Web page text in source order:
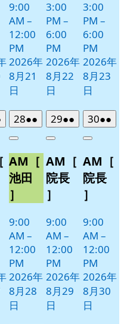
9:00
AM –
12:00
PM
2026年
8月21
日
3:00
PM –
6:00
PM
2026年
8月22
日
3:00
PM –
6:00
PM
2026年
8月23
日
件
イ
ベ
ト)
282026
年
月
28
日
●●
件
イ
ベ
ト)
Close
AM［
池田
］
9:00
AM –
12:00
PM
2026年
8月28
日
292026
年
月
29
日
●●
件
イ
ベ
ト)
Close
AM［
院長
］
9:00
AM –
12:00
PM
2026年
8月29
日
302026
年
月
30
日
●●
件
イ
Close
AM［
院長
］
9:00
AM –
12:00
PM
2026年
8月30
日